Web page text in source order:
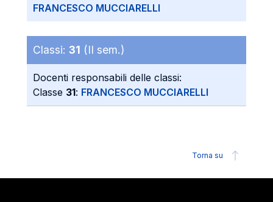
FRANCESCO MUCCIARELLI
Classi: 31 (II sem.)
Docenti responsabili delle classi:
Classe 31: FRANCESCO MUCCIARELLI
Torna su